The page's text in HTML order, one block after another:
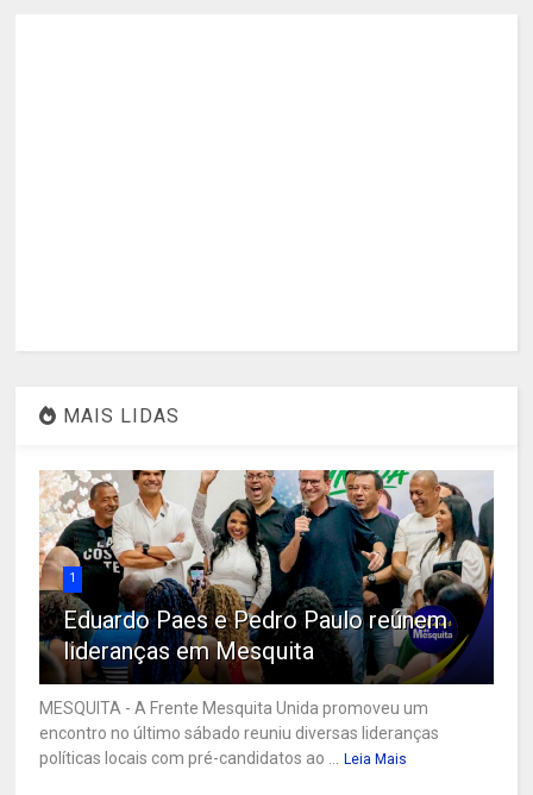
MAIS LIDAS
1
Eduardo Paes e Pedro Paulo reúnem
lideranças em Mesquita
MESQUITA - A Frente Mesquita Unida promoveu um
encontro no último sábado reuniu diversas lideranças
políticas locais com pré-candidatos ao ...
Leia Mais